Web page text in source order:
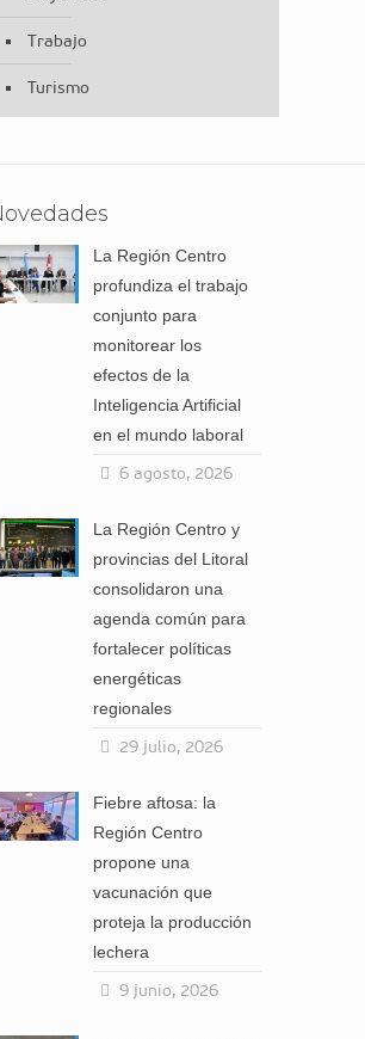
Trabajo
Turismo
La Región Centro
profundiza el trabajo
conjunto para
monitorear los
efectos de la
Inteligencia Artificial
en el mundo laboral
6 agosto, 2026
La Región Centro y
provincias del Litoral
consolidaron una
agenda común para
fortalecer políticas
energéticas
regionales
29 julio, 2026
Fiebre aftosa: la
Región Centro
propone una
vacunación que
proteja la producción
lechera
9 junio, 2026